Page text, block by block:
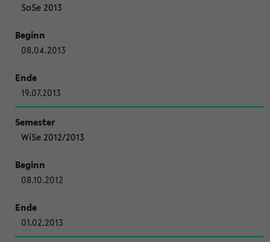
SoSe 2013
08.04.2013
19.07.2013
WiSe 2012/2013
08.10.2012
01.02.2013